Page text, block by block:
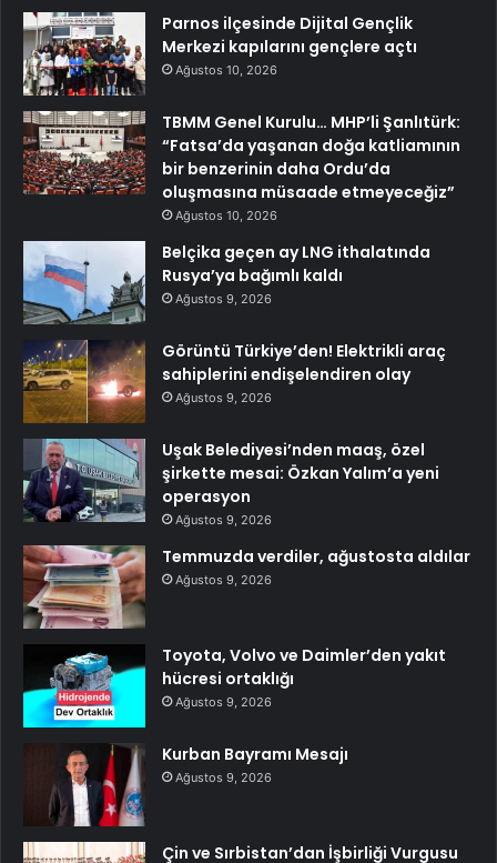
Parnos ilçesinde Dijital Gençlik
Merkezi kapılarını gençlere açtı
Ağustos 10, 2026
TBMM Genel Kurulu… MHP’li Şanlıtürk:
“Fatsa’da yaşanan doğa katliamının
bir benzerinin daha Ordu’da
oluşmasına müsaade etmeyeceğiz”
Ağustos 10, 2026
Belçika geçen ay LNG ithalatında
Rusya’ya bağımlı kaldı
Ağustos 9, 2026
Görüntü Türkiye’den! Elektrikli araç
sahiplerini endişelendiren olay
Ağustos 9, 2026
Uşak Belediyesi’nden maaş, özel
şirkette mesai: Özkan Yalım’a yeni
operasyon
Ağustos 9, 2026
Temmuzda verdiler, ağustosta aldılar
Ağustos 9, 2026
Toyota, Volvo ve Daimler’den yakıt
hücresi ortaklığı
Ağustos 9, 2026
Kurban Bayramı Mesajı
Ağustos 9, 2026
Çin ve Sırbistan’dan İşbirliği Vurgusu